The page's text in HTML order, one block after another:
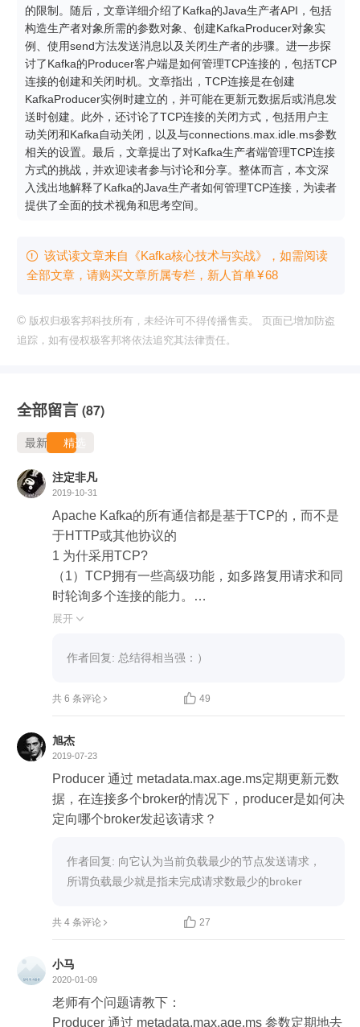
的限制。随后，文章详细介绍了Kafka的Java生产者API，包括
构造生产者对象所需的参数对象、创建KafkaProducer对象实
例、使用send方法发送消息以及关闭生产者的步骤。进一步探
讨了Kafka的Producer客户端是如何管理TCP连接的，包括TCP
连接的创建和关闭时机。文章指出，TCP连接是在创建
KafkaProducer实例时建立的，并可能在更新元数据后或消息发
送时创建。此外，还讨论了TCP连接的关闭方式，包括用户主
动关闭和Kafka自动关闭，以及与connections.max.idle.ms参数
相关的设置。最后，文章提出了对Kafka生产者端管理TCP连接
方式的挑战，并欢迎读者参与讨论和分享。整体而言，本文深
入浅出地解释了Kafka的Java生产者如何管理TCP连接，为读者
提供了全面的技术视角和思考空间。
 该试读文章来自《Kafka核心技术与实战》，如需阅读
全部文章，请购买文章所属专栏 ，新⼈⾸单¥68
© 版权归极客邦科技所有，未经许可不得传播售卖。 页面已增加防盗
追踪，如有侵权极客邦将依法追究其法律责任。
全部留言 (87)
最新 精选
注定非凡
2019-10-31
Apache Kafka的所有通信都是基于TCP的，而不是
于HTTP或其他协议的
1 为什采用TCP?
（1）TCP拥有一些高级功能，如多路复用请求和同
时轮询多个连接的能力。
	（2）很多编程语言的HTTP库功能相对的比较
		名词解释：
t，是将两个或多个数据合并到底层—物理连接中的
建若干个虚拟连接，每个虚拟连接负责流转各自对
应的数据流。严格讲：TCP并不能多路复用，只是
提供可靠的消息交付语义保证，如自动重传丢失的
报文。
	（1）在创建KafkaProducer实例时，
A：生产者应用会在后台创建并启动一个名为Sende
Broker的连接。
TADATA请求获取集群的元数据，连接所有的Broke
r。
	（2）还可能在更新元数据后，或在消息发送时
3 何时关闭TCP连接
展开 
作者回复: 总结得相当强：）
共 6 条评论  49
旭杰
2019-07-23
Producer 通过 metadata.max.age.ms定期更新元数
据，在连接多个broker的情况下，producer是如何决
定向哪个broker发起该请求？
作者回复: 向它认为当前负载最少的节点发送请求，
所谓负载最少就是指未完成请求数最少的broker
共 4 条评论  27
小马
2020-01-09
老师有个问题请教下：
Producer 通过 metadata.max.age.ms 参数定期地去